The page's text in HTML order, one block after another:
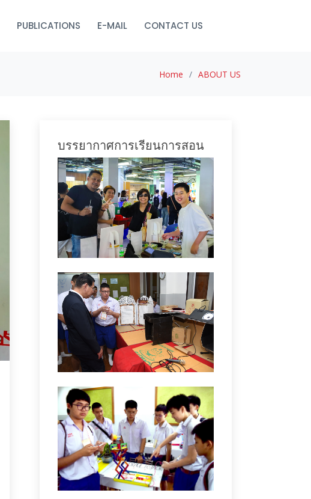
PUBLICATIONS E-MAIL CONTACT US
Home ABOUT US
บรรยากาศการเรียนการสอน